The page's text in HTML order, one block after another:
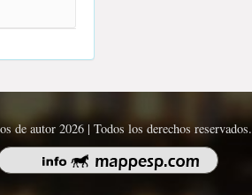
de autor 2026 | Todos los derechos reservados.